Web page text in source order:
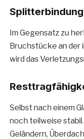
Splitterbindung
Im Gegensatz zu
Bruchstücke an der
wird das
Selbst nach einem
noch teilweise
Geländern,